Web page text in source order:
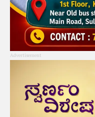
Advertisement